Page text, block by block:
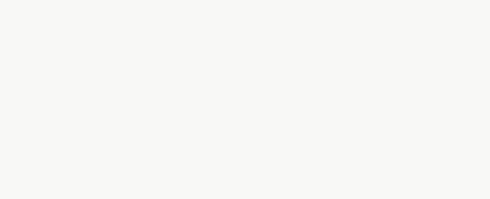
продолжает вести
отправилась на